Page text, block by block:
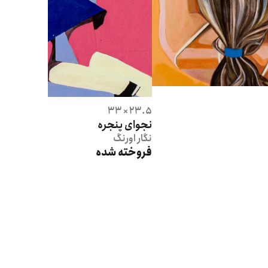
23.5 × 33
نجوای پنجره
نگاراورنگ
فروخته شده